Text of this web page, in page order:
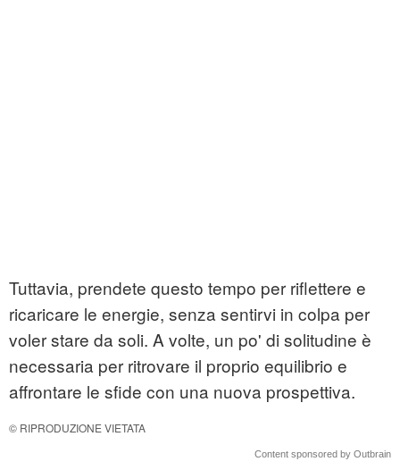
Tuttavia, prendete questo tempo per riflettere e
ricaricare le energie, senza sentirvi in colpa per
voler stare da soli. A volte, un po' di solitudine è
necessaria per ritrovare il proprio equilibrio e
affrontare le sfide con una nuova prospettiva.
© RIPRODUZIONE VIETATA
Content sponsored by Outbrain